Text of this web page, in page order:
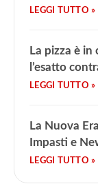
La pizza è in
l’esatto
La Nuova
Impasti e